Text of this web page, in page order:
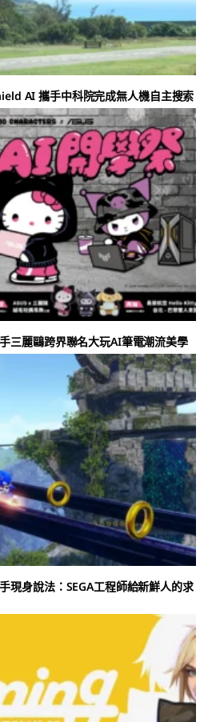
AI 攜手中科院完成無人機自主搜索
三麗鷗跨界聯名大玩AI筆電潮流美學
現身說法：SEGA工程師給新鮮人的求